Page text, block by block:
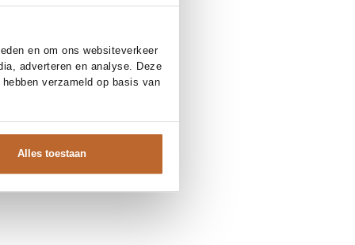
en om ons websiteverkeer
adverteren en analyse. Deze
verzameld op basis van
Alles toestaan